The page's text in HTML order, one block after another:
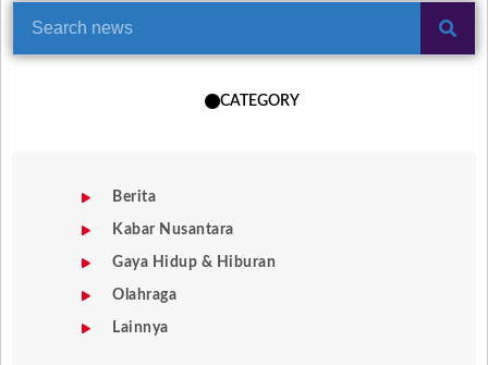
CATEGORY
Berita
Kabar Nusantara
Gaya Hidup & Hiburan
Olahraga
Lainnya